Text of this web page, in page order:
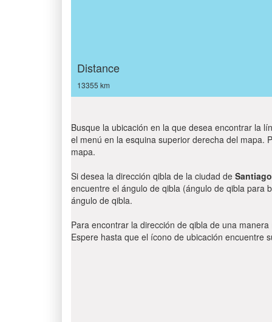
Distance
13355 km
Busque la ubicación en la que desea encontrar la
el menú en la esquina superior derecha del mapa.
mapa.
Si desea la dirección qibla de la ciudad de
encuentre el ángulo de qibla (ángulo de qibla para
ángulo de qibla.
Para encontrar la dirección de qibla de una
Espere hasta que el ícono de ubicación encuentre